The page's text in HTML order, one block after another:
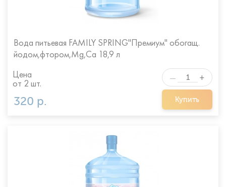
Вода питьевая FAMILY SPRING"Премиум" обогащ.
йодом,фтором,Mg,Ca 18,9 л
320 р. Купить
— +
Цена
от 2 шт.